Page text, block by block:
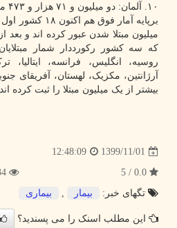
۱۰. آلمان: دو میلیون و ۷۱ هزار و ۴۷۳ مبتلا، ۴۹ هزار و ۲۴۴ قربانی
برپایه آمار
میلیون مبتلا شدن عبور کرده اند و بعد
که سه کشور رکورددار شمار
روسیه، انگلیس، فرانسه، ایتالیا،
آرژانتین، مکزیک، لهستان، آفریقای
بیشتر از یک میلیون مبتلا را ثبت کرده اند.
1399/11/01
12:48:09
تگهای خبر:
بیمار , بیماری
این مطلب اسنک را می پسندید؟